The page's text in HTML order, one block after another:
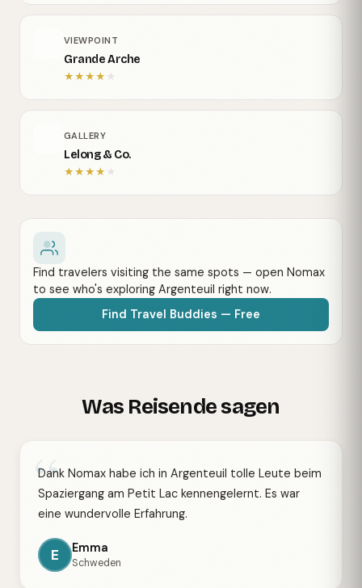
VIEWPOINT
Grande Arche
★★★★ ★
GALLERY
Lelong & Co.
★★★★ ★
Find travelers visiting the same spots — open Nomax
to see who's exploring Argenteuil right now.
Find Travel Buddies — Free
Was Reisende sagen
“
Dank Nomax habe ich in Argenteuil tolle Leute beim
Spaziergang am Petit Lac kennengelernt. Es war
eine wundervolle Erfahrung.
E Emma
Schweden